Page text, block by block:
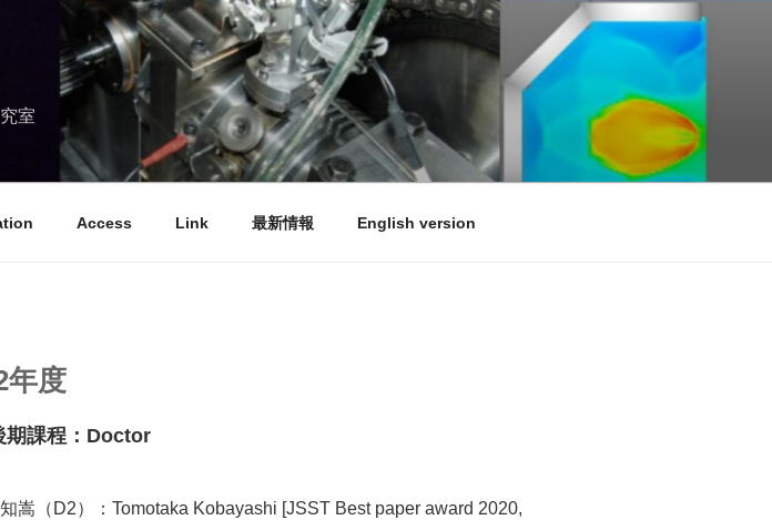
室
Access Link 最新情報 English version
年度
期課程：Doctor
嵩（D2）：Tomotaka Kobayashi [JSST Best paper award 2020,